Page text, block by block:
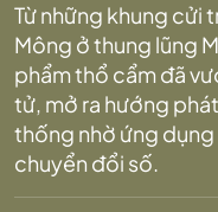
Từ những khung cửi
Mông ở thung lũng
phẩm thổ cẩm đã
tử, mở ra hướng
thống nhờ ứng
chuyển đổi số.